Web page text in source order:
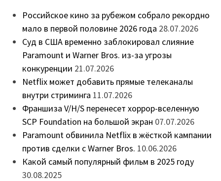
Российское кино за рубежом собрало рекордно
мало в первой половине 2026 года 28.07.2026
Суд в США временно заблокировал слияние
Paramount и Warner Bros. из-за угрозы
конкуренции 21.07.2026
Netflix может добавить прямые телеканалы
внутри стриминга 11.07.2026
Франшиза V/H/S перенесет хоррор-вселенную
SCP Foundation на большой экран 07.07.2026
Paramount обвинила Netflix в жёсткой кампании
против сделки с Warner Bros. 10.06.2026
Какой самый популярный фильм в 2025 году
30.08.2025